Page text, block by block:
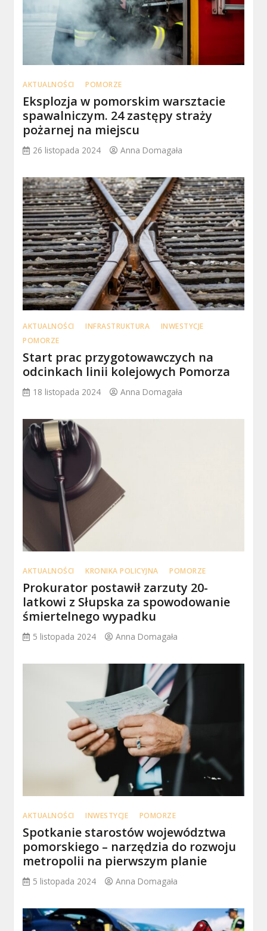
AKTUALNOŚCI POMORZE
Eksplozja w pomorskim warsztacie
spawalniczym. 24 zastępy straży
pożarnej na miejscu
26 listopada 2024 Anna Domagała
AKTUALNOŚCI INFRASTRUKTURA
INWESTYCJE
POMORZE
Start prac przygotowawczych na
odcinkach linii kolejowych Pomorza
18 listopada 2024 Anna Domagała
AKTUALNOŚCI KRONIKA POLICYJNA POMORZE
Prokurator postawił zarzuty 20-
latkowi z Słupska za spowodowanie
śmiertelnego wypadku
5 listopada 2024 Anna Domagała
AKTUALNOŚCI INWESTYCJE POMORZE
Spotkanie starostów województwa
pomorskiego – narzędzia do rozwoju
metropolii na pierwszym planie
5 listopada 2024 Anna Domagała